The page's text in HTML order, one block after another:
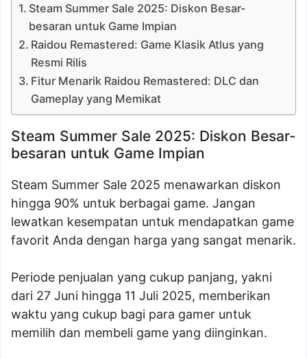
Steam Summer Sale 2025: Diskon Besar-
besaran untuk Game Impian
Raidou Remastered: Game Klasik Atlus yang
Resmi Rilis
Fitur Menarik Raidou Remastered: DLC dan
Gameplay yang Memikat
Steam Summer Sale 2025: Diskon Besar-
besaran untuk Game Impian
Steam Summer Sale 2025 menawarkan diskon
hingga 90% untuk berbagai game. Jangan
lewatkan kesempatan untuk mendapatkan game
favorit Anda dengan harga yang sangat menarik.
Periode penjualan yang cukup panjang, yakni
dari 27 Juni hingga 11 Juli 2025, memberikan
waktu yang cukup bagi para gamer untuk
memilih dan membeli game yang diinginkan.